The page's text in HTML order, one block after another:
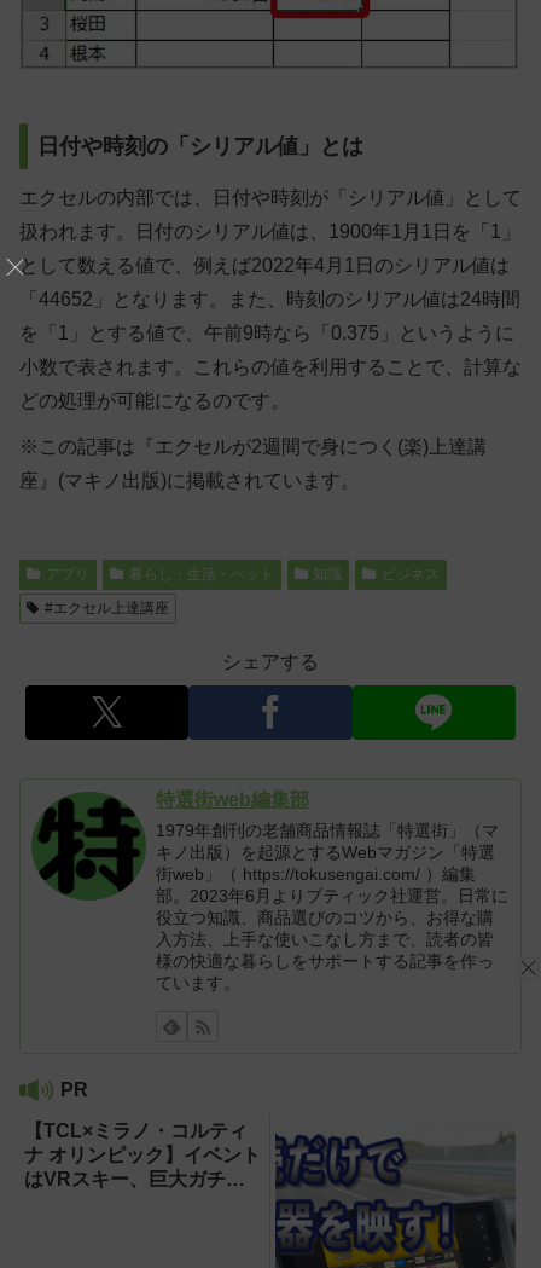
日付や時刻の「シリアル値」とは
エクセルの内部では、日付や時刻が「シリアル値」として
扱われます。日付のシリアル値は、1900年1月1日を「1」
として数える値で、例えば2022年4月1日のシリアル値は
「44652」となります。また、時刻のシリアル値は24時間
を「1」とする値で、午前9時なら「0.375」というように
小数で表されます。これらの値を利用することで、計算な
どの処理が可能になるのです。
※この記事は『エクセルが2週間で身につく(楽)上達講
座』(マキノ出版)に掲載されています。
アプリ 暮らし・生活・ペット 知識
ビジネス
#エクセル上達講座
シェアする
特選街web編集部
1979年創刊の老舗商品情報誌「特選街」（マ
キノ出版）を起源とするWebマガジン「特選
街web」（ https://tokusengai.com/ ）編集
部。2023年6月よりブティック社運営。日常に
役立つ知識、商品選びのコツから、お得な購
入方法、上手な使いこなし方まで、読者の皆
様の快適な暮らしをサポートする記事を作っ
ています。
PR
【TCL×ミラノ・コルティ
ナ オリンピック】イベント
はVRスキー、巨大ガチャ